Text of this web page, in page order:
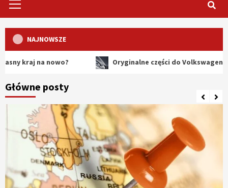
Menu
NAJNOWSZE
na nowo? Oryginalne części do Volkswagena –
Główne posty